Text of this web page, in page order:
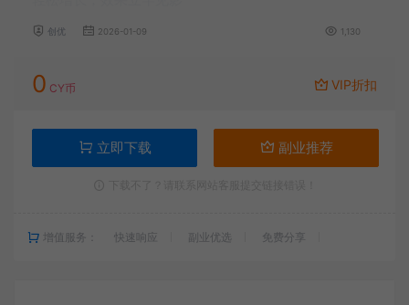
创优 2026-01-09 1,130
0 CY币 VIP折扣
立即下载 副业推荐
增值服务： 快速响应 副业优选 免费分享